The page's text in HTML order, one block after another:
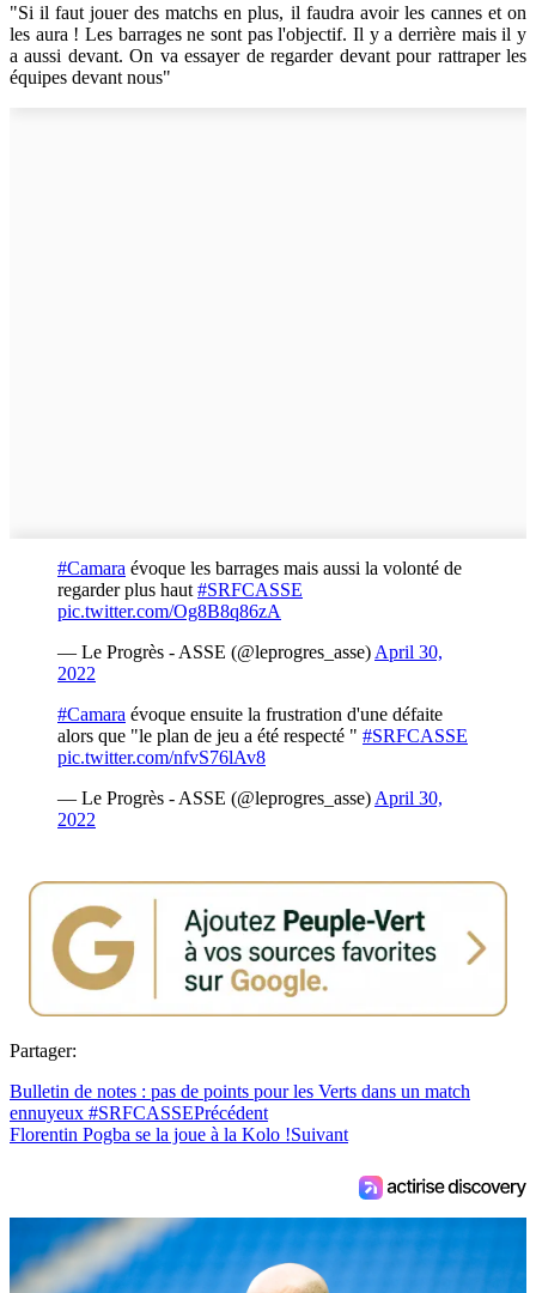
"Si il faut jouer des matchs en plus, il faudra avoir les cannes et on
les aura ! Les barrages ne sont pas l'objectif. Il y a derrière mais il y
a aussi devant. On va essayer de regarder devant pour rattraper les
équipes devant nous"
#Camara évoque les barrages mais aussi la volonté de
regarder plus haut #SRFCASSE
pic.twitter.com/Og8B8q86zA
— Le Progrès - ASSE (@leprogres_asse) April 30,
2022
#Camara évoque ensuite la frustration d'une défaite
alors que "le plan de jeu a été respecté " #SRFCASSE
pic.twitter.com/nfvS76lAv8
— Le Progrès - ASSE (@leprogres_asse) April 30,
2022
Partager:
Bulletin de notes : pas de points pour les Verts dans un match
ennuyeux #SRFCASSEPrécédent
Florentin Pogba se la joue à la Kolo !Suivant